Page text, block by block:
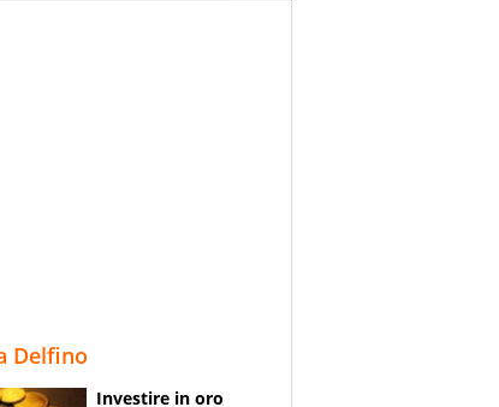
Delfino
Investire in oro